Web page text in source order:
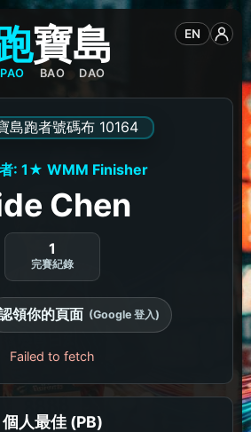
EN
PAO
寶
BAO
島
DAO
: 1★ WMM Finisher
Chen
1
完賽紀錄
領你的頁面 (Google 登入)
Failed to fetch
個人最佳 (PB)